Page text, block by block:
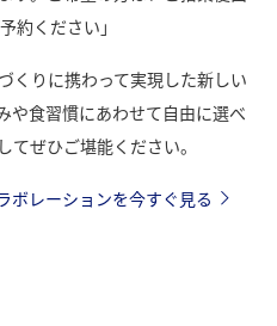
約ください」
くりに携わって実現した新しい
や食習慣にあわせて自由に選べ
ぜひご堪能ください。
ボレーションを今すぐ見る